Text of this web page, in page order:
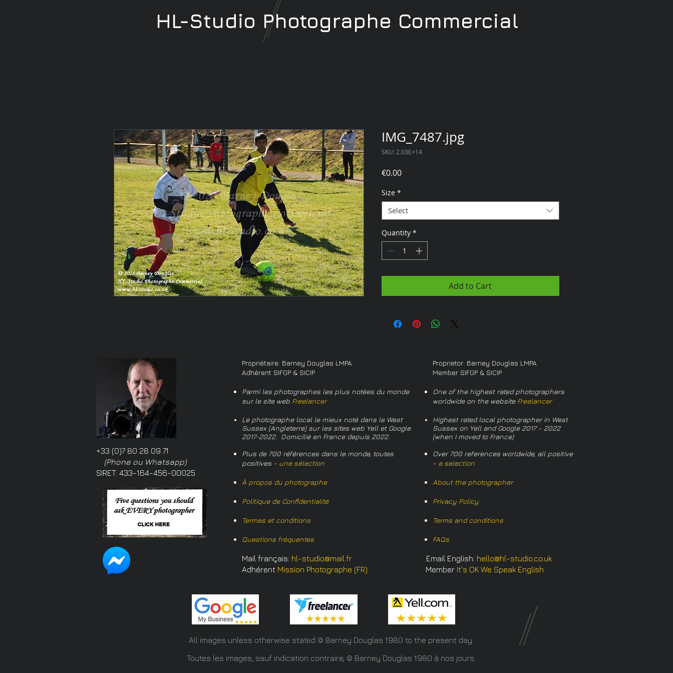
IMG_7487.jpg
SKU: 2.03E+14
€0.00Price
Size *
Select
Quantity *
Add to Cart
HL-Studio Photographe Commercial
+33 (0)7 80 28 09 71
(Phone ou Whatsapp)
SIRET: 433-164-456-00025
Propriétaire: Barney Douglas LMPA
Adhérent SIFGP & SICIP
Parmi les photographes les plus notées du monde
sur le site web Freelancer
Le photographe local le mieux noté dans le West
Sussex (Angleterre) sur les sites web Yell et Google
2017-2022. Domicilié en France depuis 2022.
Plus de 700 références dans le monde, toutes
positives - une sélection
À propos du photographe
Politique de Confidentialité
Termes et conditions
Questions fréquentes
Proprietor: Barney Douglas LMPA
Member SIFGP & SICIP
One of the highest rated photographers
worldwide on the website Freelancer
Highest rated local photographer in West
Sussex on Yell and Google 2017 - 2022
(when I moved to France)
Over 700 references worldwide, all positive
- a selection
About the photographer
Privacy Policy
Terms and conditions
FAQs
Mail français: hl-studio@mail.fr Email English: hello@hl-studio.co.uk
Adhérent Mission Photographe (FR) Member It's OK We Speak English
All images unless otherwise stated © Barney Douglas 1980 to the present day.
Toutes les images, sauf indication contraire, © Barney Douglas 1980 à nos jours.